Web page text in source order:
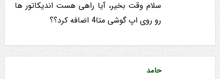
سلام وقت بخیر، آیا راهی هست اندیکاتور ها
رو روی اپ گوشی متا4 اضافه کرد؟؟
حامد